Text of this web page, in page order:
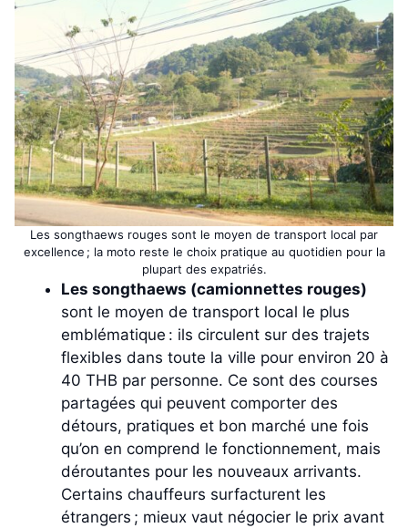
Les songthaews rouges sont le moyen de transport local par
excellence ; la moto reste le choix pratique au quotidien pour la
plupart des expatriés.
Les songthaews (camionnettes rouges)
sont le moyen de transport local le plus
emblématique : ils circulent sur des trajets
flexibles dans toute la ville pour environ 20 à
40 THB par personne. Ce sont des courses
partagées qui peuvent comporter des
détours, pratiques et bon marché une fois
qu’on en comprend le fonctionnement, mais
déroutantes pour les nouveaux arrivants.
Certains chauffeurs surfacturent les
étrangers ; mieux vaut négocier le prix avant